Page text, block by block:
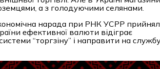
а з голодуючими селянами.
нарада при РНК УСРР
ефективної валюти відіграє
“торгзіну” і направити на